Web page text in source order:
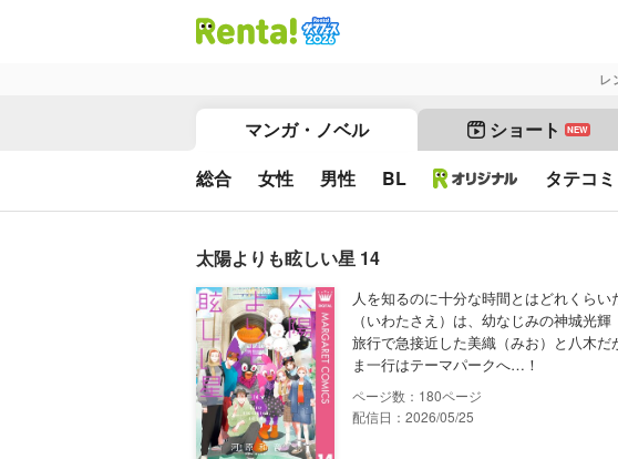
レ
マンガ・ノベル ショート NEW
総合 女性 男性 BL タテコミ
太陽よりも眩しい星 14
人を知るのに十分な時間とはどれくら
（いわたさえ）は、幼なじみの神城光
旅行で急接近した美織（みお）と八木
ま一行はテーマパークへ…！
180
配信日：2026/05/25